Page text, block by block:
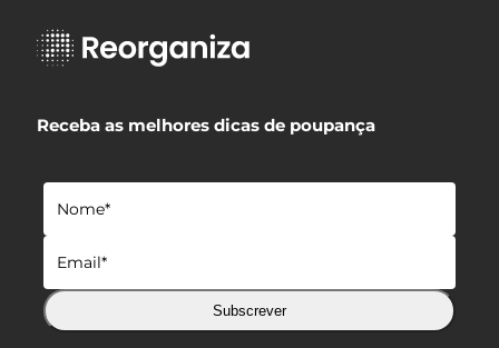
Receba as melhores dicas de poupança
Subscrever